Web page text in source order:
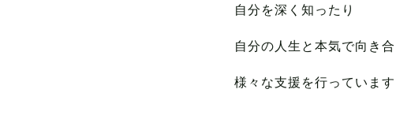
自分を深く知ったり
自分の人生と本気で向き合
様々な支援を行っています